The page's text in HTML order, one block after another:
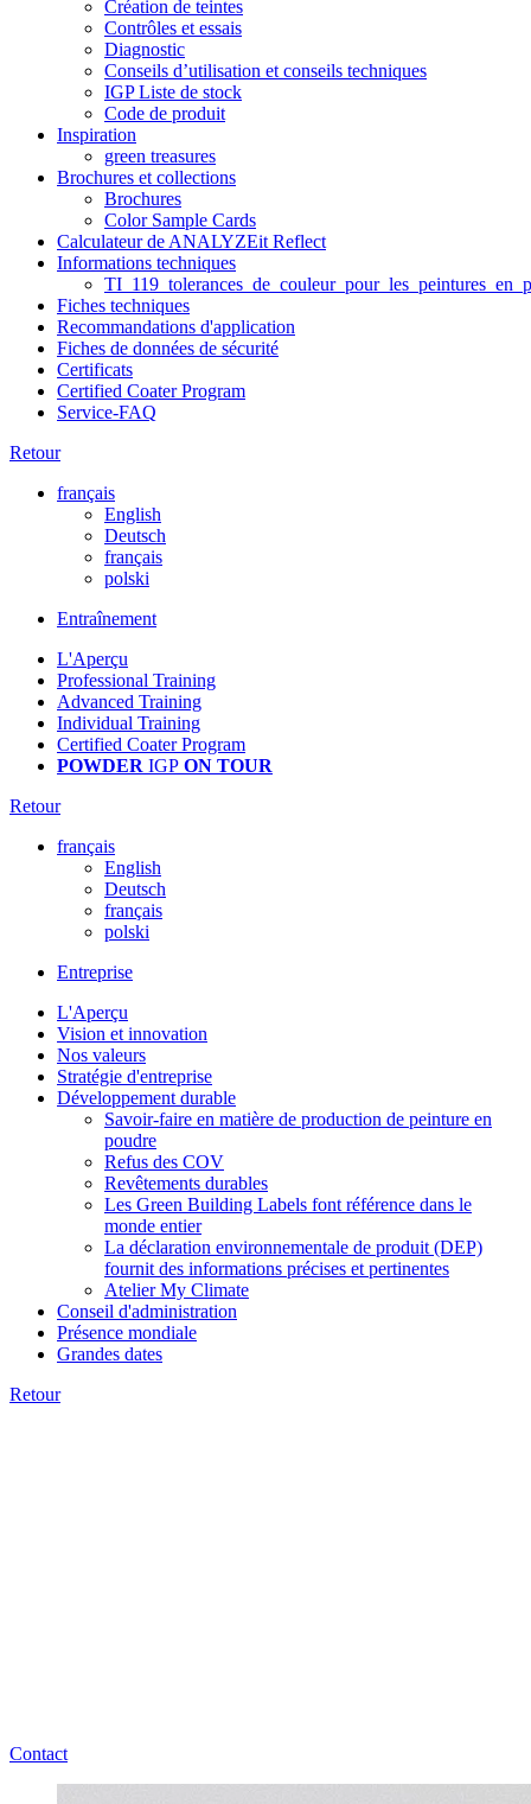
Création de teintes
Contrôles et essais
Diagnostic
Conseils d’utilisation et conseils techniques
IGP Liste de stock
Code de produit
Inspiration
green treasures
Brochures et collections
Brochures
Color Sample Cards
Calculateur de ANALYZEit Reflect
Informations techniques
Fiches techniques
Recommandations d'application
Fiches de données de sécurité
Certificats
Certified Coater Program
Service-FAQ
Retour
français
English
Deutsch
français
polski
Entraînement
L'Aperçu
Professional Training
Advanced Training
Individual Training
Certified Coater Program
POWDER IGP ON TOUR
Retour
français
English
Deutsch
français
polski
Entreprise
L'Aperçu
Vision et innovation
Nos valeurs
Stratégie d'entreprise
Développement durable
Savoir-faire en matière de production de peinture en
poudre
Refus des COV
Revêtements durables
Les Green Building Labels font référence dans le
monde entier
La déclaration environnementale de produit (DEP)
fournit des informations précises et pertinentes
Atelier My Climate
Conseil d'administration
Présence mondiale
Grandes dates
Retour
Contact